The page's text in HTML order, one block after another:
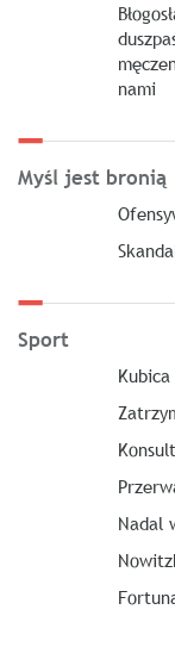
nami
Myśl jest bronią
Sport
Nadal